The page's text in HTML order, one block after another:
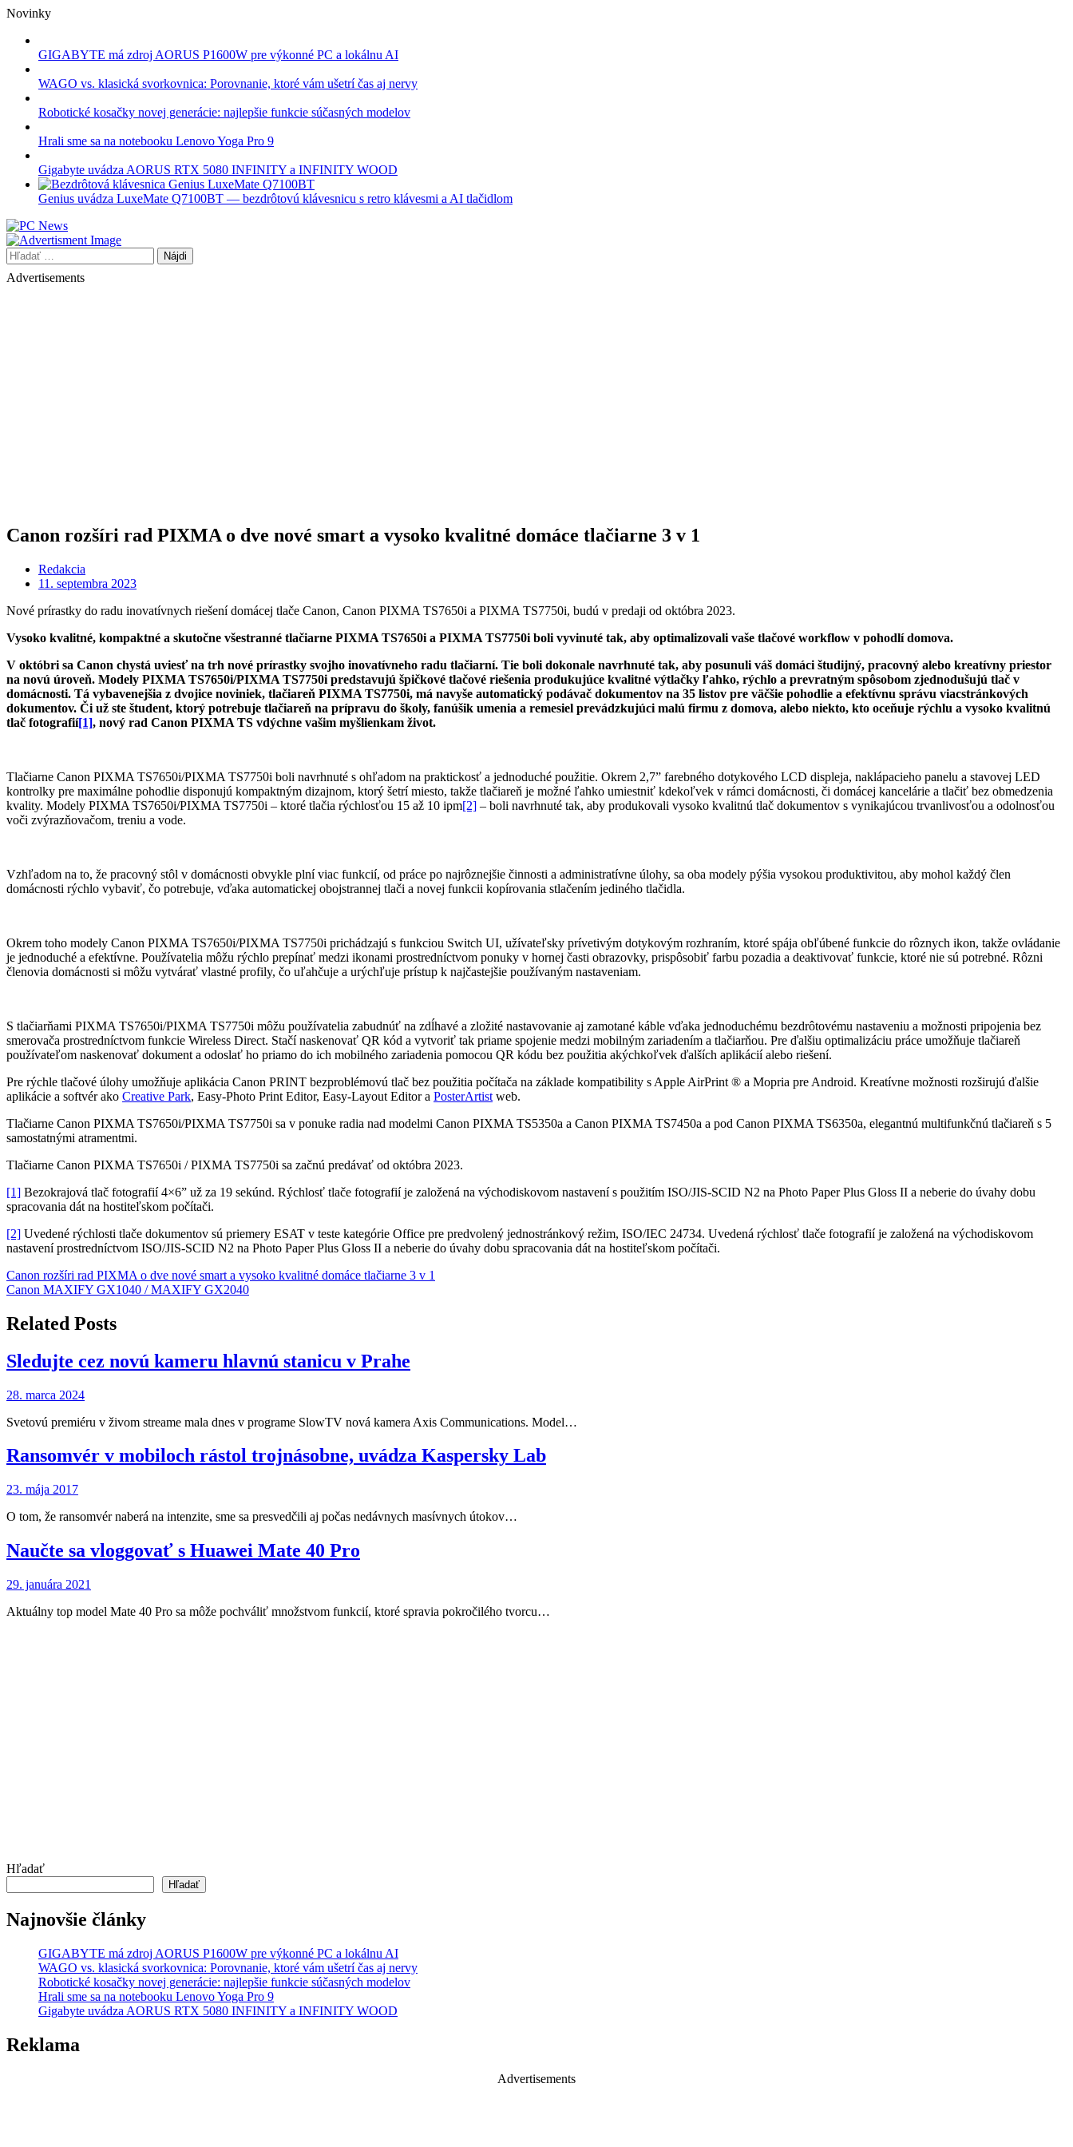
Skip
content
Novinky
GIGABYTE má zdroj AORUS P1600W pre výkonné PC a lokálnu AI
WAGO vs. klasická svorkovnica: Porovnanie, ktoré vám ušetrí čas aj nervy
Robotické kosačky novej generácie: najlepšie funkcie súčasných modelov
Hrali sme sa na notebooku Lenovo Yoga Pro 9
Gigabyte uvádza AORUS RTX 5080 INFINITY a INFINITY WOOD
Genius uvádza LuxeMate Q7100BT — bezdrôtovú klávesnicu s retro klávesmi a AI tlačidlom
Hľadať:
Advertisements
Canon rozšíri rad PIXMA o dve nové smart a vysoko kvalitné domáce tlačiarne 3 v 1
Redakcia
11. septembra 2023
Nové prírastky do radu inovatívnych riešení domácej tlače Canon, Canon PIXMA TS7650i a PIXMA TS7750i, budú v predaji od októbra 2023.
Vysoko kvalitné, kompaktné a skutočne všestranné tlačiarne PIXMA TS7650i a PIXMA TS7750i boli vyvinuté tak, aby optimalizovali vaše tlačové workflow v pohodlí domova.
V októbri sa Canon chystá uviesť na trh nové prírastky svojho inovatívneho radu tlačiarní. Tie boli dokonale navrhnuté tak, aby posunuli váš domáci študijný, pracovný alebo kreatívny priestor
na novú úroveň. Modely PIXMA TS7650i/PIXMA TS7750i predstavujú špičkové tlačové riešenia produkujúce kvalitné výtlačky ľahko, rýchlo a prevratným spôsobom zjednodušujú tlač v
domácnosti. Tá vybavenejšia z dvojice noviniek, tlačiareň PIXMA TS7750i, má navyše automatický podávač dokumentov na 35 listov pre väčšie pohodlie a efektívnu správu viacstránkových
dokumentov. Či už ste študent, ktorý potrebuje tlačiareň na prípravu do školy, fanúšik umenia a remesiel prevádzkujúci malú firmu z domova, alebo niekto, kto oceňuje rýchlu a vysoko kvalitnú
tlač fotografií[1], nový rad Canon PIXMA TS vdýchne vašim myšlienkam život.
Tlačiarne Canon PIXMA TS7650i/PIXMA TS7750i boli navrhnuté s ohľadom na praktickosť a jednoduché použitie. Okrem 2,7” farebného dotykového LCD displeja, naklápacieho panelu a stavovej LED
kontrolky pre maximálne pohodlie disponujú kompaktným dizajnom, ktorý šetrí miesto, takže tlačiareň je možné ľahko umiestniť kdekoľvek v rámci domácnosti, či domácej kancelárie a tlačiť bez obmedzenia
kvality. Modely PIXMA TS7650i/PIXMA TS7750i – ktoré tlačia rýchlosťou 15 až 10 ipm[2] – boli navrhnuté tak, aby produkovali vysoko kvalitnú tlač dokumentov s vynikajúcou trvanlivosťou a odolnosťou
voči zvýrazňovačom, treniu a vode.
Vzhľadom na to, že pracovný stôl v domácnosti obvykle plní viac funkcií, od práce po najrôznejšie činnosti a administratívne úlohy, sa oba modely pýšia vysokou produktivitou, aby mohol každý člen
domácnosti rýchlo vybaviť, čo potrebuje, vďaka automatickej obojstrannej tlači a novej funkcii kopírovania stlačením jediného tlačidla.
Okrem toho modely Canon PIXMA TS7650i/PIXMA TS7750i prichádzajú s funkciou Switch UI, užívateľsky prívetivým dotykovým rozhraním, ktoré spája obľúbené funkcie do rôznych ikon, takže ovládanie
je jednoduché a efektívne. Používatelia môžu rýchlo prepínať medzi ikonami prostredníctvom ponuky v hornej časti obrazovky, prispôsobiť farbu pozadia a deaktivovať funkcie, ktoré nie sú potrebné. Rôzni
členovia domácnosti si môžu vytvárať vlastné profily, čo uľahčuje a urýchľuje prístup k najčastejšie používaným nastaveniam.
S tlačiarňami PIXMA TS7650i/PIXMA TS7750i môžu používatelia zabudnúť na zdĺhavé a zložité nastavovanie aj zamotané káble vďaka jednoduchému bezdrôtovému nastaveniu a možnosti pripojenia bez
smerovača prostredníctvom funkcie Wireless Direct. Stačí naskenovať QR kód a vytvoriť tak priame spojenie medzi mobilným zariadením a tlačiarňou. Pre ďalšiu optimalizáciu práce umožňuje tlačiareň
používateľom naskenovať dokument a odoslať ho priamo do ich mobilného zariadenia pomocou QR kódu bez použitia akýchkoľvek ďalších aplikácií alebo riešení.
Pre rýchle tlačové úlohy umožňuje aplikácia Canon PRINT bezproblémovú tlač bez použitia počítača na základe kompatibility s Apple AirPrint ® a Mopria pre Android. Kreatívne možnosti rozširujú ďalšie
aplikácie a softvér ako Creative Park, Easy-Photo Print Editor, Easy-Layout Editor a PosterArtist web.
Tlačiarne Canon PIXMA TS7650i/PIXMA TS7750i sa v ponuke radia nad modelmi Canon PIXMA TS5350a a Canon PIXMA TS7450a a pod Canon PIXMA TS6350a, elegantnú multifunkčnú tlačiareň s 5
samostatnými atramentmi.
Tlačiarne Canon PIXMA TS7650i / PIXMA TS7750i sa začnú predávať od októbra 2023.
[1] Bezokrajová tlač fotografií 4×6” už za 19 sekúnd. Rýchlosť tlače fotografií je založená na východiskovom nastavení s použitím ISO/JIS-SCID N2 na Photo Paper Plus Gloss II a neberie do úvahy dobu
spracovania dát na hostiteľskom počítači.
[2] Uvedené rýchlosti tlače dokumentov sú priemery ESAT v teste kategórie Office pre predvolený jednostránkový režim, ISO/IEC 24734. Uvedená rýchlosť tlače fotografií je založená na východiskovom
nastavení prostredníctvom ISO/JIS-SCID N2 na Photo Paper Plus Gloss II a neberie do úvahy dobu spracovania dát na hostiteľskom počítači.
Navigácia
v
článku
Canon rozšíri rad PIXMA o dve nové smart a vysoko kvalitné domáce tlačiarne 3 v 1
Canon MAXIFY GX1040 / MAXIFY GX2040
Related Posts
Sledujte cez novú kameru hlavnú stanicu v Prahe
28. marca 2024
Svetovú premiéru v živom streame mala dnes v programe SlowTV nová kamera Axis Communications. Model…
Ransomvér v mobiloch rástol trojnásobne, uvádza Kaspersky Lab
23. mája 2017
O tom, že ransomvér naberá na intenzite, sme sa presvedčili aj počas nedávnych masívnych útokov…
Naučte sa vloggovať s Huawei Mate 40 Pro
29. januára 2021
Aktuálny top model Mate 40 Pro sa môže pochváliť množstvom funkcií, ktoré spravia pokročilého tvorcu…
Hľadať
Hľadať
Najnovšie články
GIGABYTE má zdroj AORUS P1600W pre výkonné PC a lokálnu AI
WAGO vs. klasická svorkovnica: Porovnanie, ktoré vám ušetrí čas aj nervy
Robotické kosačky novej generácie: najlepšie funkcie súčasných modelov
Hrali sme sa na notebooku Lenovo Yoga Pro 9
Gigabyte uvádza AORUS RTX 5080 INFINITY a INFINITY WOOD
Reklama
Advertisements